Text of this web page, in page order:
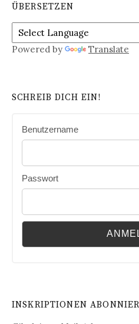
ÜBERSETZEN
Powered by Translate
SCHREIB DICH EIN!
Benutzername
Passwort
INSKRIPTIONEN